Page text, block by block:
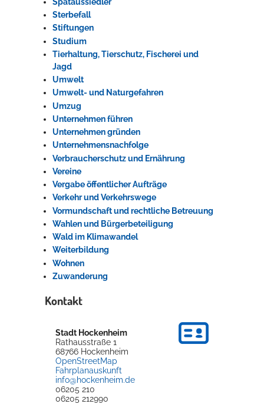
Wellenbecken oder doch lieber die pure Entspannung auf der
Sterbefall
Stiftungen
Studium
Tierhaltung, Tierschutz, Fischerei und
Jagd
Umwelt
Umwelt- und Naturgefahren
Umzug
Unternehmen führen
Unternehmen gründen
Unternehmensnachfolge
Verbraucherschutz und Ernährung
Vereine
Vergabe öffentlicher Aufträge
Verkehr und Verkehrswege
Vormundschaft und rechtliche Betreuung
Wahlen und Bürgerbeteiligung
Wald im Klimawandel
Weiterbildung
Wohnen
Zuwanderung
Kontakt
Stadt Hockenheim
Rathausstraße 1
68766 Hockenheim
OpenStreetMap
Fahrplanauskunft
info@hockenheim.de
06205 210
06205 212990